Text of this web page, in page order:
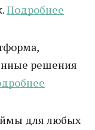
Подробнее
решения
для любых